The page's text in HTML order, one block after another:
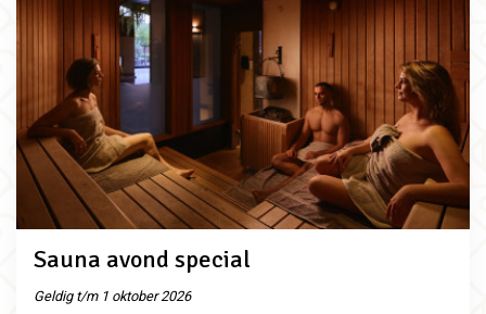
Sauna avond special
Geldig t/m 1 oktober 2026